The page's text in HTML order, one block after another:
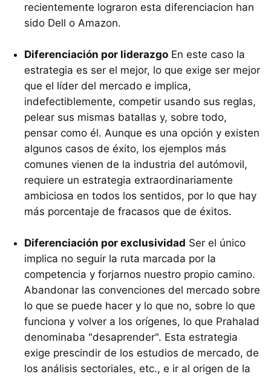
recientemente lograron esta diferenciacion han
sido Dell o Amazon.
Diferenciación por liderazgo En este caso la
estrategia es ser el mejor, lo que exige ser mejor
que el líder del mercado e implica,
indefectiblemente, competir usando sus reglas,
pelear sus mismas batallas y, sobre todo,
pensar como él. Aunque es una opción y existen
algunos casos de éxito, los ejemplos más
comunes vienen de la industria del autómovil,
requiere un estrategia extraordinariamente
ambiciosa en todos los sentidos, por lo que hay
más porcentaje de fracasos que de éxitos.
Diferenciación por exclusividad Ser el único
implica no seguir la ruta marcada por la
competencia y forjarnos nuestro propio camino.
Abandonar las convenciones del mercado sobre
lo que se puede hacer y lo que no, sobre lo que
funciona y volver a los orígenes, lo que Prahalad
denominaba "desaprender". Esta estrategia
exige prescindir de los estudios de mercado, de
los análisis sectoriales, etc., e ir al origen de la